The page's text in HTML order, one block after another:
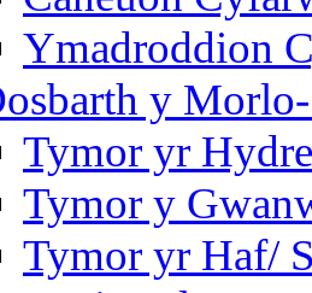
Ymadroddion
y
Tymor yr
Tymor y
Tymor yr Haf/